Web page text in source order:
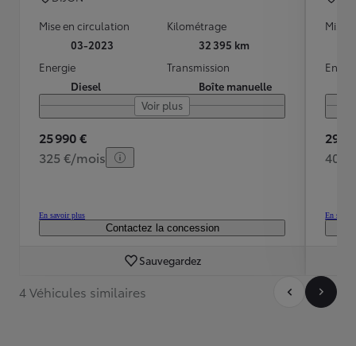
Mise en circulation
03-2023
Kilométrage
32 395 km
Energie
Diesel
Transmission
Boîte manuelle
Voir plus
25 990 €
325 €/mois
En savoir plus
Contactez la concession
Sauvegardez
Mise
29
407
En
4 Véhicules similaires